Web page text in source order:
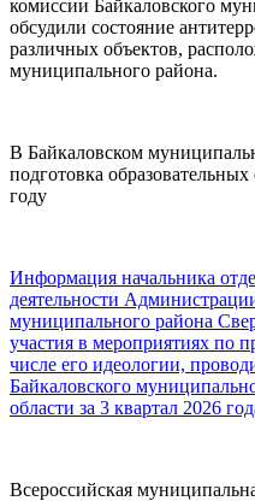
комиссии Байкаловского
обсудили состояние
различных объектов,
муниципального района.
В Байкаловском
подготовка
году
Информация начальника
деятельности
муниципального района
участия в мероприятиях по
числе его идеологии,
Байкаловского
области за 3 квартал 2026
Всероссийская